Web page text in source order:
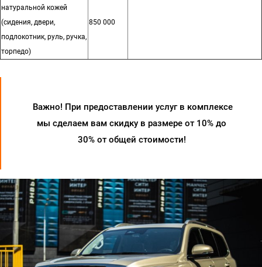
натуральной кожей
(сидения, двери,
подлокотник, руль, ручка,
торпедо)
850 000
Важно! При предоставлении услуг в комплексе
мы сделаем вам скидку в размере от 10% до
30% от общей стоимости!